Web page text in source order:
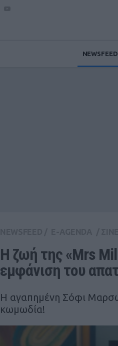
NEWSFEED
Η ζωή της «Mrs
εμφάνιση του
Η αγαπημένη Σόφι Μαρσώ
κωμωδία!